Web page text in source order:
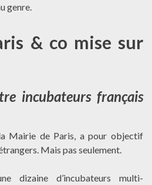
genre.
& co mise sur
incubateurs français
la Mairie de Paris, a pour objectif
Mais pas seulement.
dizaine d’incubateurs multi-